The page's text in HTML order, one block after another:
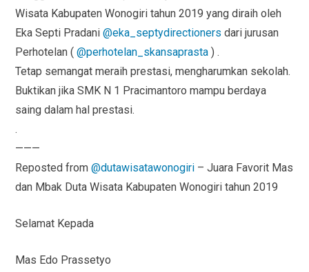
Wisata Kabupaten Wonogiri tahun 2019 yang diraih oleh
Eka Septi Pradani@eka_septydirectioners dari jurusan
Perhotelan (@perhotelan_skansaprasta ) .
Tetap semangat meraih prestasi, mengharumkan sekolah.
Buktikan jika SMK N 1 Pracimantoro mampu berdaya
saing dalam hal prestasi.
.
———
Reposted from@dutawisatawonogiri – Juara Favorit Mas
dan Mbak Duta Wisata Kabupaten Wonogiri tahun 2019
Selamat Kepada
Mas Edo Prassetyo